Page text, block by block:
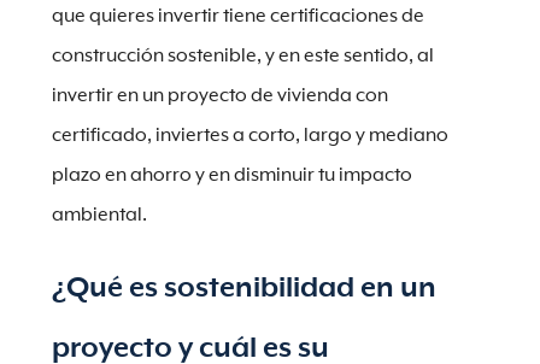
que quieres invertir tiene certificaciones de
construcción sostenible, y en este sentido, al
invertir en un proyecto de vivienda con
certificado, inviertes a corto, largo y mediano
plazo en ahorro y en disminuir tu impacto
ambiental.
¿Qué es sostenibilidad en un
proyecto y cuál es su